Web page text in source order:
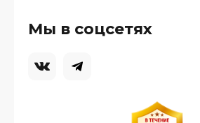
Мы в соцсетях